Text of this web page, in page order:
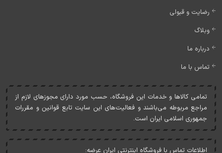
رضایت و قبولی
وبلاگ
درباره ما
تماس با ما
تمامی کالاها و خدمات اين فروشگاه، حسب مورد دارای مجوزهای لازم از
مراجع مربوطه می‌باشند و فعاليت‌های اين سايت تابع قوانين و مقررات
جمهوری اسلامی ايران است.
اطلاعات تماس با فروشگاه اینترنتی ایران عرضه: